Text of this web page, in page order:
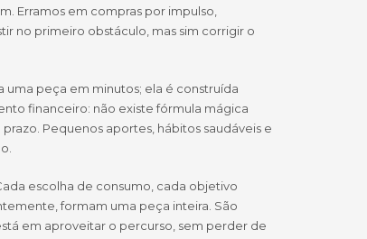
Erramos em compras por impulso,
no primeiro obstáculo, mas sim corrigir o
uma peça em minutos; ela é construída
financeiro: não existe fórmula mágica
Pequenos aportes, hábitos saudáveis e
escolha de consumo, cada objetivo
formam uma peça inteira. São
em aproveitar o percurso, sem perder de